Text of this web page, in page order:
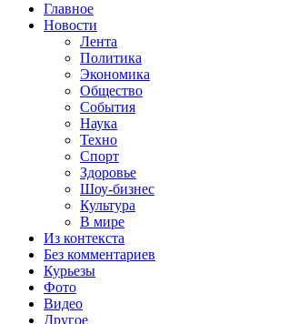
Главное
Новости
Лента
Политика
Экономика
Общество
События
Наука
Техно
Спорт
Здоровье
Шоу-бизнес
Культура
В мире
Из контекста
Без комментариев
Курьезы
Фото
Видео
Другое